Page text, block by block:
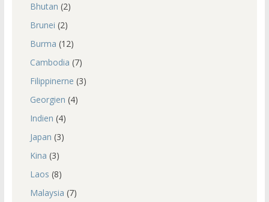
Bhutan (2)
Brunei (2)
Burma (12)
Cambodia (7)
Filippinerne (3)
Georgien (4)
Indien (4)
Japan (3)
Kina (3)
Laos (8)
Malaysia (7)